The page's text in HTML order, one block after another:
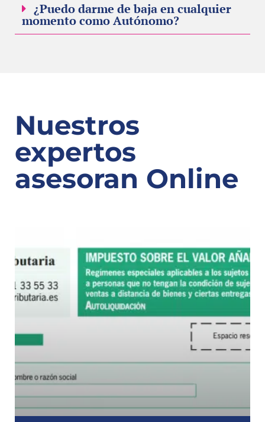
¿Puedo darme de baja en cualquier
momento como Autónomo?
Nuestros
expertos
asesoran Online